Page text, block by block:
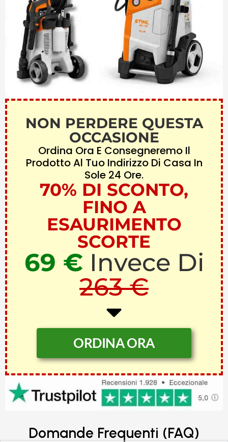
NON PERDERE QUESTA
OCCASIONE
Ordina Ora E Consegneremo Il
Prodotto Al Tuo Indirizzo Di Casa In
Sole 24 Ore.
70% DI SCONTO,
FINO A
ESAURIMENTO
SCORTE
69 € Invece Di
263 €
ORDINA ORA
Domande Frequenti (FAQ)